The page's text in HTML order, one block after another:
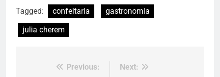
Tagged: confeitaria
gastronomia
julia cherem
Navegação
Previous:
Next: